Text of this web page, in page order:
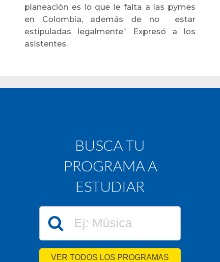
planeación es lo que le falta a las pymes
en Colombia, además de no estar
estipuladas legalmente” Expresó a los
asistentes.
BUSCA TU
PROGRAMA A
ESTUDIAR
VER TODOS LOS PROGRAMAS